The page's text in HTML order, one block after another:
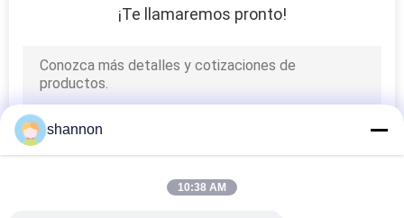
Tela del filtro del
PPS
¡Te llamaremos pronto!
shannon
10:38 AM